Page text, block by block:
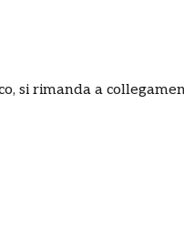
si rimanda a